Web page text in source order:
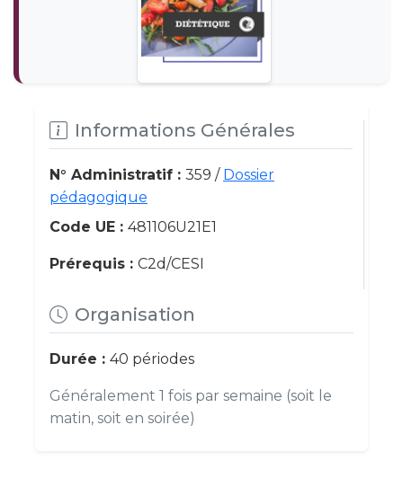
Informations Générales
N° Administratif : 359 / Dossier
pédagogique
Code UE : 481106U21E1
Prérequis : C2d/CESI
Organisation
Durée : 40 périodes
Généralement 1 fois par semaine (soit le
matin, soit en soirée)